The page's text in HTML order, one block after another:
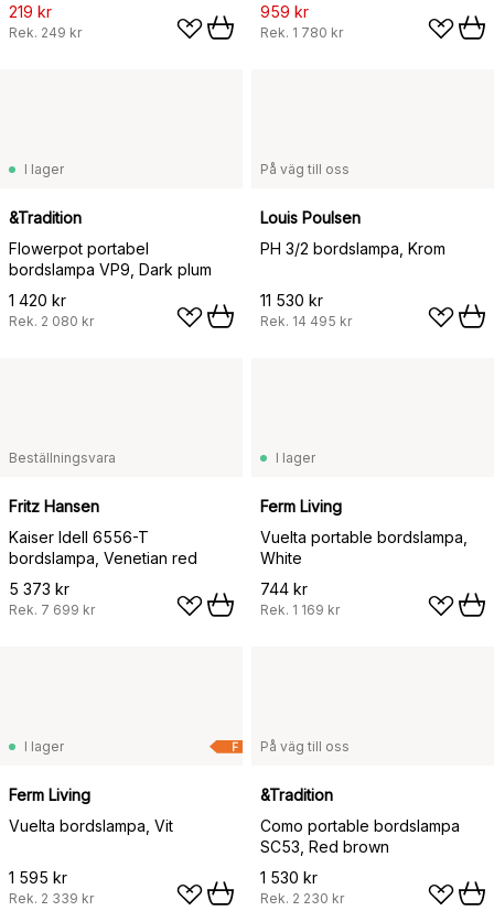
219 kr
Rek. 249 kr
959 kr
Rek. 1 780 kr
I lager
&Tradition
Flowerpot portabel
bordslampa VP9, Dark plum
1 420 kr
Rek. 2 080 kr
På väg till oss
Louis Poulsen
PH 3/2 bordslampa, Krom
11 530 kr
Rek. 14 495 kr
Beställningsvara
Fritz Hansen
Kaiser Idell 6556-T
bordslampa, Venetian red
5 373 kr
Rek. 7 699 kr
I lager
Ferm Living
Vuelta portable bordslampa,
White
744 kr
Rek. 1 169 kr
F
I lager
Ferm Living
Vuelta bordslampa, Vit
1 595 kr
Rek. 2 339 kr
På väg till oss
&Tradition
Como portable bordslampa
SC53, Red brown
1 530 kr
Rek. 2 230 kr